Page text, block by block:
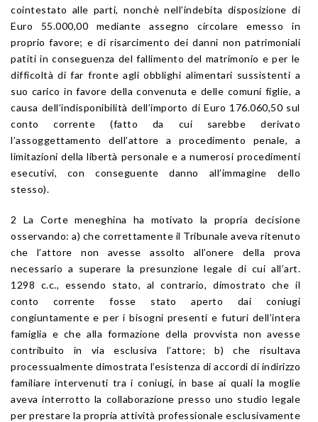
cointestato alle parti, nonchè nell’indebita disposizione di
Euro 55.000,00 mediante assegno circolare emesso in
proprio favore; e di risarcimento dei danni non patrimoniali
patiti in conseguenza del fallimento del matrimonio e per le
difficoltà di far fronte agli obblighi alimentari sussistenti a
suo carico in favore della convenuta e delle comuni figlie, a
causa dell’indisponibilità dell’importo di Euro 176.060,50 sul
conto corrente (fatto da cui sarebbe derivato
l’assoggettamento dell’attore a procedimento penale, a
limitazioni della libertà personale e a numerosi procedimenti
esecutivi, con conseguente danno all’immagine dello
stesso).
2 La Corte meneghina ha motivato la propria decisione
osservando: a) che correttamente il Tribunale aveva ritenuto
che l’attore non avesse assolto all’onere della prova
necessario a superare la presunzione legale di cui all’art.
1298 c.c., essendo stato, al contrario, dimostrato che il
conto corrente fosse stato aperto dai coniugi
congiuntamente e per i bisogni presenti e futuri dell’intera
famiglia e che alla formazione della provvista non avesse
contribuito in via esclusiva l’attore; b) che risultava
processualmente dimostrata l’esistenza di accordi di indirizzo
familiare intervenuti tra i coniugi, in base ai quali la moglie
aveva interrotto la collaborazione presso uno studio legale
per prestare la propria attività professionale esclusivamente